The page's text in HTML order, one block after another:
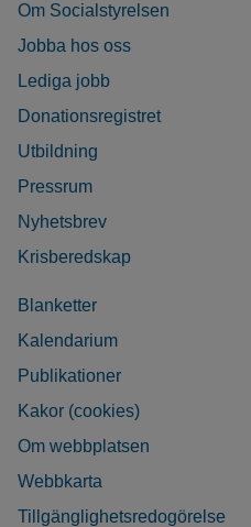
Om Socialstyrelsen
Jobba hos oss
Lediga jobb
Donationsregistret
Utbildning
Pressrum
Nyhetsbrev
Krisberedskap
Blanketter
Kalendarium
Publikationer
Kakor (cookies)
Om webbplatsen
Webbkarta
Tillgänglighetsredogörelse